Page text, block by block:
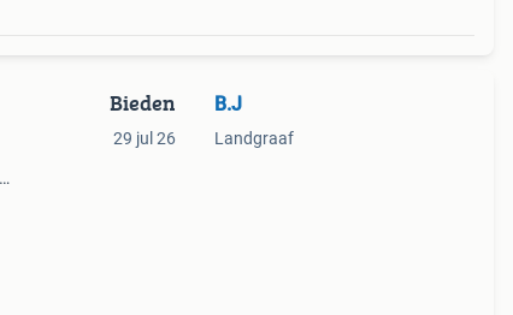
Bieden
29 jul 26
B.J
Landgraaf